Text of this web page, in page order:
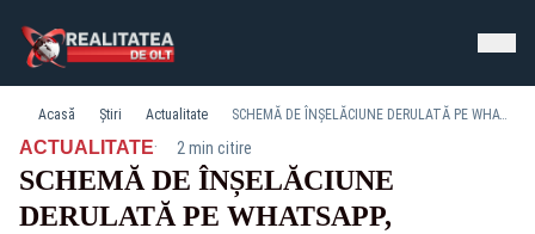
Acasă Știri Actualitate SCHEMĂ DE ÎNȘELĂCIUNE DERULATĂ PE WHATSAPP, TELEGRAM ȘI ALTE PLATFORME DE SOCIALIZARE
ACTUALITATE· 2 min citire
SCHEMĂ DE ÎNȘELĂCIUNE
DERULATĂ PE WHATSAPP,